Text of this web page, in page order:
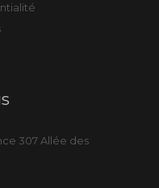
307 Allée des